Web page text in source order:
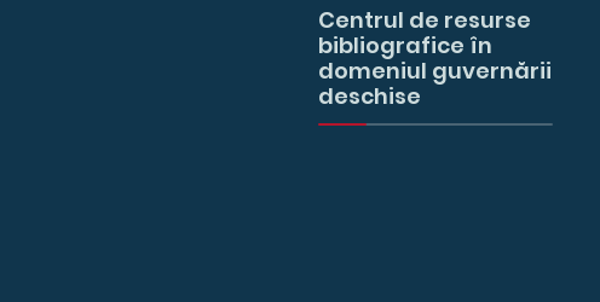
Centrul de resurse
bibliografice în
domeniul guvernării
deschise